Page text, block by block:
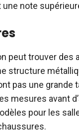
note
peut trouver des
structure
pas une grande
mesures avant
pour les